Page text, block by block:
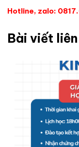
Hotline, zalo:
Bài viết